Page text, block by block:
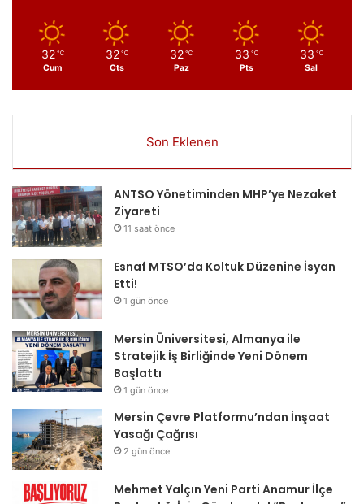
32 ℃
Cum
32 ℃
Cts
32 ℃
Paz
33 ℃
Pts
33 ℃
Sal
Son Eklenen
ANTSO Yönetiminden MHP’ye Nezaket
Ziyareti
11 saat önce
Esnaf MTSO’da Koltuk Düzenine İsyan
Etti!
1 gün önce
Mersin Üniversitesi, Almanya ile
Stratejik İş Birliğinde Yeni Dönem
Başlattı
1 gün önce
Mersin Çevre Platformu’ndan İnşaat
Yasağı Çağrısı
2 gün önce
Mehmet Yalçın Yeni Parti Anamur İlçe